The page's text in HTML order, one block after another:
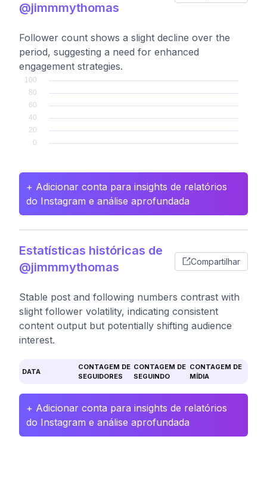
@jimmmythomas
Follower count shows a slight decline over the
period, suggesting a need for enhanced
engagement strategies.
+ Adicionar conta para insights de relatórios
do Instagram e análise aprofundada
Estatísticas históricas de
@jimmmythomas
Compartilhar
Stable post and following numbers contrast with
slight follower volatility, indicating consistent
content output but potentially shifting audience
interest.
DATA
CONTAGEM DE
SEGUIDORES
CONTAGEM DE
SEGUINDO
CONTAGEM DE
MÍDIA
+ Adicionar conta para insights de relatórios
do Instagram e análise aprofundada